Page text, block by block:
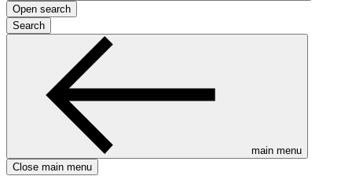
Open search
Search
main menu
Close main menu